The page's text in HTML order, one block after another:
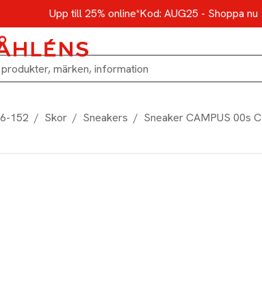
Upp till 25% online*Kod: AUG25 - Shoppa nu
152 / Skor / Sneakers / Sneaker CAMPUS 00s C